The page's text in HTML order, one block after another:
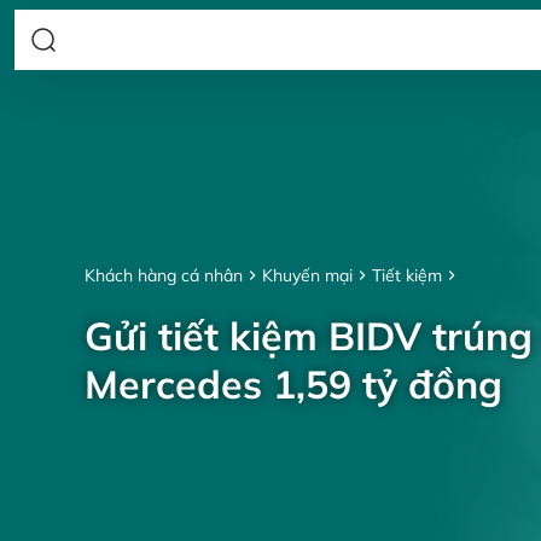
Khách hàng cá nhân Khuyến mại Tiết kiệm
Gửi tiết kiệm BIDV
Mercedes 1,59 tỷ đồng